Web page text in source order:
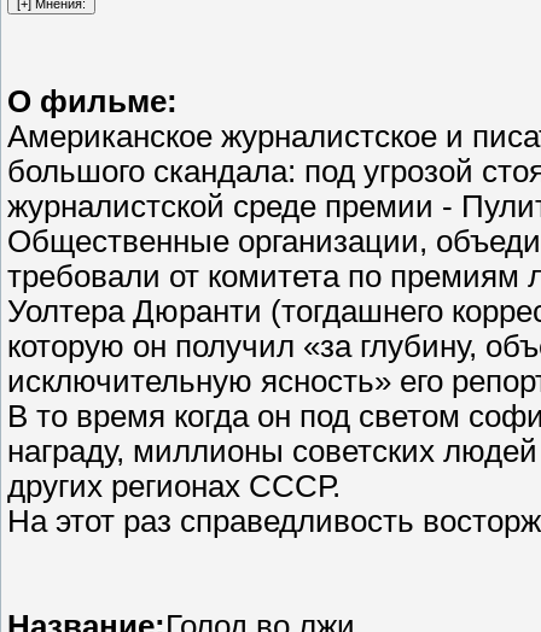
О фильме:
Американское журналистское и
большого скандала: под угрозой
журналистской среде премии -
Общественные организации,
требовали от комитета по премиям
Уолтера Дюранти (тогдашнего
которую он получил «за глубину,
исключительную ясность» его
В то время когда он под светом
награду, миллионы советских
других регионах СССР.
На этот раз справедливость